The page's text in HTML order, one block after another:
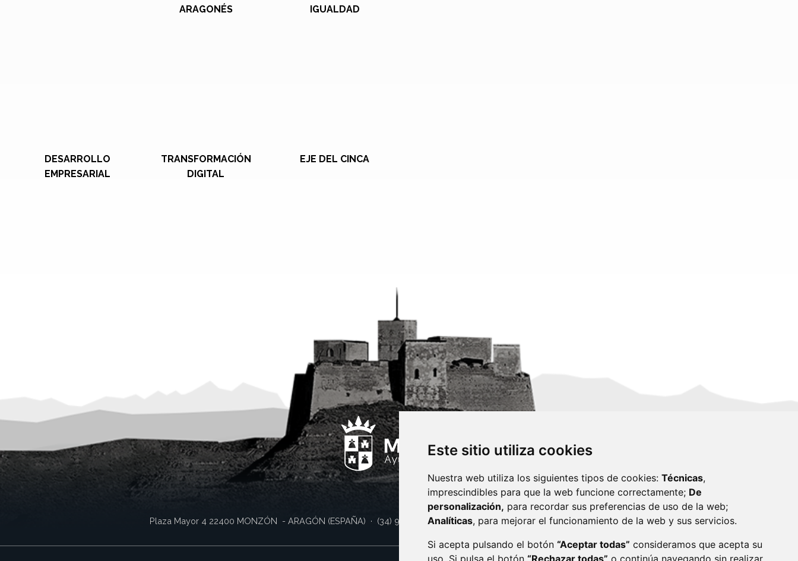
Este sitio utiliza cookies
Nuestra web utiliza los siguientes tipos de cookies: Técnicas,
imprescindibles para que la web funcione correctamente; De
personalización, para recordar sus preferencias de uso de la web;
Analíticas, para mejorar el funcionamiento de la web y sus servicios.
Si acepta pulsando el botón “Aceptar todas” consideramos que acepta su
uso. Si pulsa el botón “Rechazar todas” o continúa navegando sin realizar
ARAGONÉS
IGUALDAD
DESARROLLO
EMPRESARIAL
TRANSFORMACIÓN
DIGITAL
EJE DEL CINCA
Plaza Mayor 4 22400 MONZÓN - ARAGÓN (ESPAÑA) · (34) 974 400 700 ·sac@monzon.es monzon.es